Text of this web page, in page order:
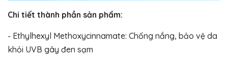
Chi tiết thành phần sản phẩm:
- Ethylhexyl Methoxycinnamate: Chống nắng, bảo vệ da
khỏi UVB gây đen sạm